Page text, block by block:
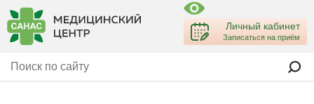
Личный кабинет
Записаться на приём